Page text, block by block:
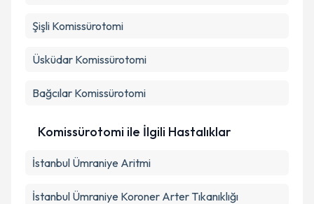
Şişli Komissürotomi
Üsküdar Komissürotomi
Bağcılar Komissürotomi
Komissürotomi ile İlgili Hastalıklar
İstanbul Ümraniye Aritmi
İstanbul Ümraniye Koroner Arter Tıkanıklığı